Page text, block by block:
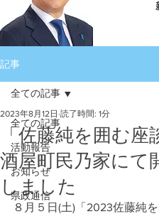
記事
全ての記事
活動報告
お知らせ
県政通信
全ての記事
「佐藤純を囲む座
酒屋町民乃家にて
しました
2023年8月12日 読了時間: 1分
８月５日(土)「2023佐藤純